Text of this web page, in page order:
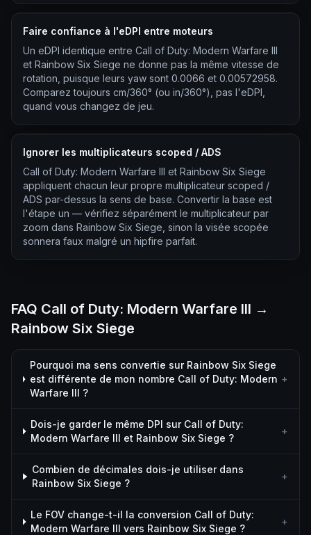
Faire confiance à l'eDPI entre moteurs
Un eDPI identique entre Call of Duty: Modern Warfare III
et Rainbow Six Siege ne donne pas la même vitesse de
rotation, puisque leurs yaw sont 0.0066 et 0.00572958.
Comparez toujours cm/360° (ou in/360°), pas l'eDPI,
quand vous changez de jeu.
Ignorer les multiplicateurs scoped / ADS
Call of Duty: Modern Warfare III et Rainbow Six Siege
appliquent chacun leur propre multiplicateur scoped /
ADS par-dessus la sens de base. Convertir la base est
l'étape un — vérifiez séparément le multiplicateur par
zoom dans Rainbow Six Siege, sinon la visée scopée
sonnera faux malgré un hipfire parfait.
FAQ Call of Duty: Modern Warfare III →
Rainbow Six Siege
Pourquoi ma sens convertie sur Rainbow Six Siege
est différente de mon nombre Call of Duty: Modern
Warfare III ?
+
Dois-je garder le même DPI sur Call of Duty:
Modern Warfare III et Rainbow Six Siege ?
+
Combien de décimales dois-je utiliser dans
Rainbow Six Siege ?
+
Le FOV change-t-il la conversion Call of Duty:
Modern Warfare III vers Rainbow Six Siege ?
+